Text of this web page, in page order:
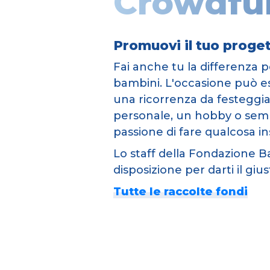
Promuovi il tuo
Fai anche tu la differenza
bambini. L'occasione può
una ricorrenza da
personale, un hobby o
passione di fare qualcosa
Lo staff della Fondazione
disposizione per darti il
Tutte le raccolte fondi